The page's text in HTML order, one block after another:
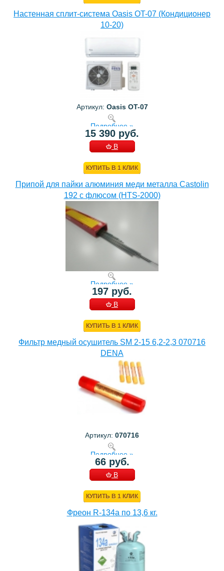
Настенная сплит-система Oasis OT-07 (Кондиционер
10-20)
Артикул: Oasis OT-07
Подробнее »
15 390 руб.
В
КУПИТЬ В 1 КЛИК
Припой для пайки алюминия меди металла Castolin
192 с флюсом (HTS-2000)
Подробнее »
197 руб.
В
КУПИТЬ В 1 КЛИК
Фильтр медный осушитель SM 2-15 6,2-2,3 070716
DENA
Артикул: 070716
Подробнее »
66 руб.
В
КУПИТЬ В 1 КЛИК
Фреон R-134a по 13,6 кг.